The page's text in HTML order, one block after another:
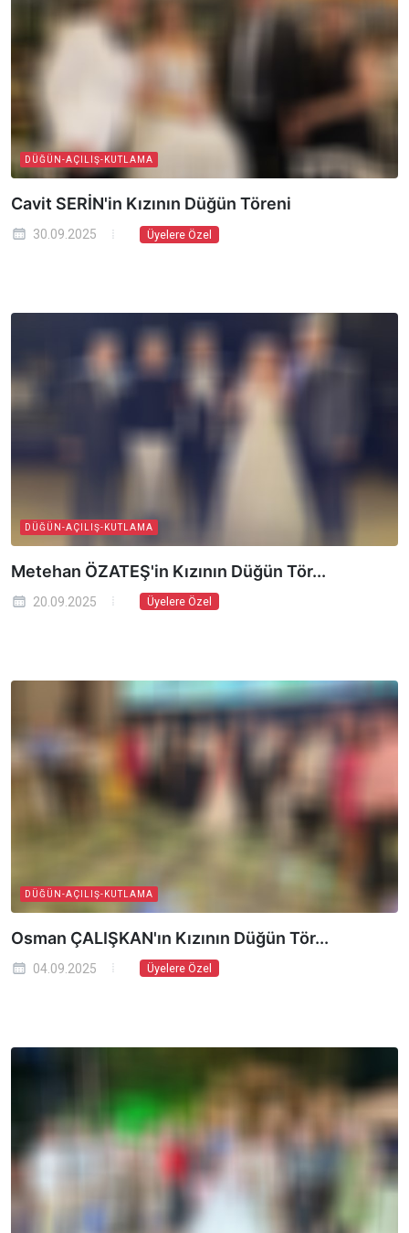
DÜĞÜN-AÇILIŞ-KUTLAMA
Cavit SERİN'in Kızının Düğün Töreni
30.09.2025 Üyelere Özel
DÜĞÜN-AÇILIŞ-KUTLAMA
Metehan ÖZATEŞ'in Kızının Düğün Tör...
20.09.2025 Üyelere Özel
DÜĞÜN-AÇILIŞ-KUTLAMA
Osman ÇALIŞKAN'ın Kızının Düğün Tör...
04.09.2025 Üyelere Özel